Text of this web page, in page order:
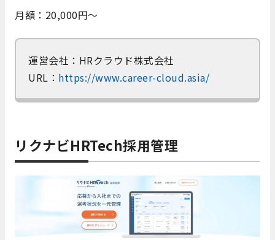
月額：20,000円～
運営会社：HRクラウド株式会社
URL： https://www.career-cloud.asia/
リクナビHRTech採用管理